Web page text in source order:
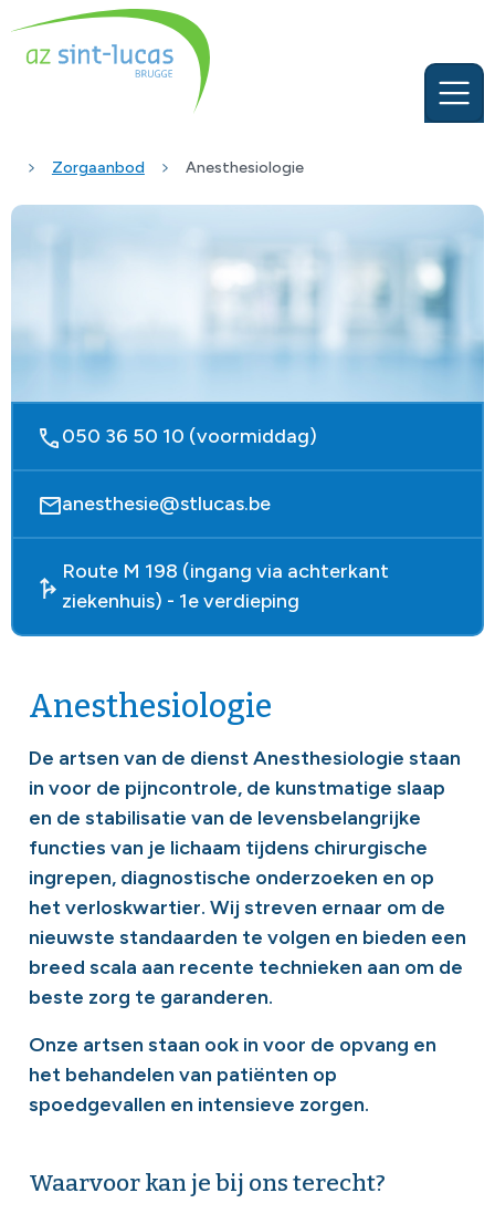
Zorgaanbod Anesthesiologie
050 36 50 10 (voormiddag)
anesthesie@stlucas.be
Route M 198 (ingang via achterkant
ziekenhuis) - 1e verdieping
Anesthesiologie
De artsen van de dienst Anesthesiologie staan
in voor de pijncontrole, de kunstmatige slaap
en de stabilisatie van de levensbelangrijke
functies van je lichaam tijdens chirurgische
ingrepen, diagnostische onderzoeken en op
het verloskwartier. Wij streven ernaar om de
nieuwste standaarden te volgen en bieden een
breed scala aan recente technieken aan om de
beste zorg te garanderen.
Onze artsen staan ook in voor de opvang en
het behandelen van patiënten op
spoedgevallen en intensieve zorgen.
Waarvoor kan je bij ons terecht?